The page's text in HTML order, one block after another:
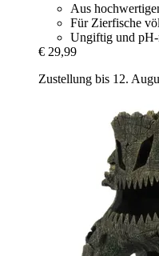
Aus
Für Zierfische
Ungiftig und pH-
€ 29,99
Zustellung bis 12.